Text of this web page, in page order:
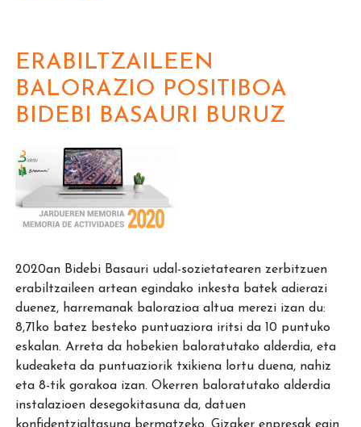
ERABILTZAILEEN
BALORAZIO POSITIBOA
BIDEBI BASAURI BURUZ
2020an Bidebi Basauri udal-sozietatearen zerbitzuen
erabiltzaileen artean egindako inkesta batek adierazi
duenez, harremanak balorazioa altua merezi izan du:
8,71ko batez besteko puntuaziora iritsi da 10 puntuko
eskalan. Arreta da hobekien baloratutako alderdia, eta
kudeaketa da puntuaziorik txikiena lortu duena, nahiz
eta 8-tik gorakoa izan. Okerren baloratutako alderdia
instalazioen desegokitasuna da, datuen